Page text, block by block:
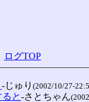
ログTOP
-じゅり (2002/10/27-
と-さとちゃん